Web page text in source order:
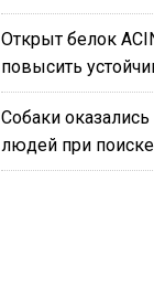
Открыт белок
повысить
Собаки
людей при